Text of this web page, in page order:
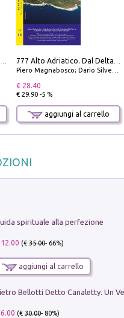
Camerata. Il mio onore si chiama fedeltà
777 Alto Adriatico. Dal Delta del Po a Capo Promontore. Con QR Code
Piero Magnabosco; Dario Silvestro; Marco Sbrizzi
€ 28.40
€ 29.90 -5 %
aggiungi al carrello
spirituale alla perfezione
(€35.00- 66%)
aggiungi al carrello
(€30.00- 80%)